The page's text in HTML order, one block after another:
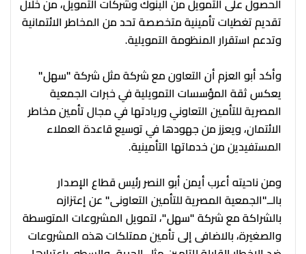
تقديم تغطيات تأمينية متخصصة تحد من المخاطر الائتمانية
وتدعم استقرار المنظومة التمويلية.
وأكد أبو العزم أن التعاون مع شركة مثل شركة "سهل"
يعكس ثقة المؤسسات التمويلية في خبرات الجمعية
المصرية للتأمين التعاوني وريادتها في مجال تأمين مخاطر
الائتمان، ويعزز من جهودها في توسيع قاعدة العملاء
المستفيدين من خدماتها التأمينية.
ومن ناحيته أعرب أيمن أبو النصر رئيس قطاع الإصدار
بالــ"الجمعية المصرية للتأمين التعاونى" عن إعتزازه
بالشراكة مع شركة "سهل"، لتمويل المشروعات المتوسطة
والصغيرة، بالاضافى إلى تأمين ممتلكات هذه المشروعات